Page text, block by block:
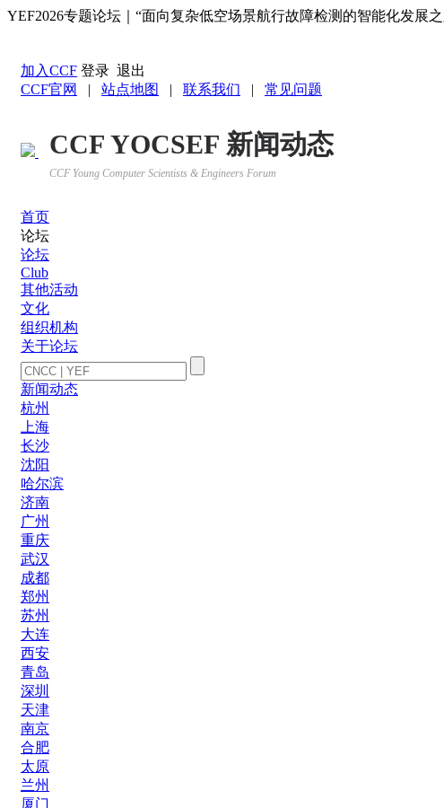
YEF2026专题论坛｜“面向复杂低空场景航行故障检测的智能化发展
加入CCF 登录 退出
CCF官网
| 站点地图 | 联系我们 | 常见问题
CCF YOCSEF 新闻动态
CCF Young Computer Scientists & Engineers Forum
首页
论坛
论坛
Club
其他活动
文化
组织机构
关于论坛
新闻动态
杭州
上海
长沙
沈阳
哈尔滨
济南
广州
重庆
武汉
成都
郑州
苏州
大连
西安
青岛
深圳
天津
南京
合肥
太原
兰州
厦门